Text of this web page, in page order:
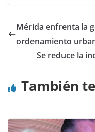
Mérida enfrenta la
ordenamiento
Se reduce la
También